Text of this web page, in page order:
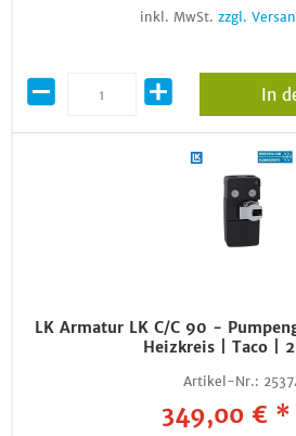
inkl. MwSt. zzgl.
In
LK Armatur LK C/C 90 -
Heizkreis | Taco |
Artikel-Nr.:
349,00 € *